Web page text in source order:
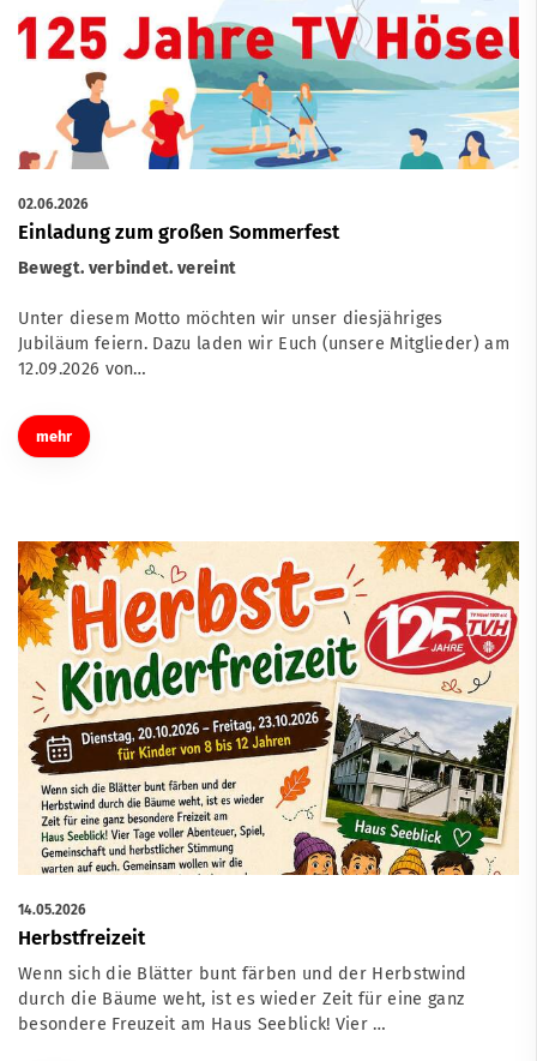
02.06.2026
Einladung zum großen Sommerfest
Bewegt. verbindet. vereint
Unter diesem Motto möchten wir unser diesjähriges
Jubiläum feiern. Dazu laden wir Euch (unsere Mitglieder) am
12.09.2026 von…
mehr
14.05.2026
Herbstfreizeit
Wenn sich die Blätter bunt färben und der Herbstwind
durch die Bäume weht, ist es wieder Zeit für eine ganz
besondere Freuzeit am Haus Seeblick! Vier …